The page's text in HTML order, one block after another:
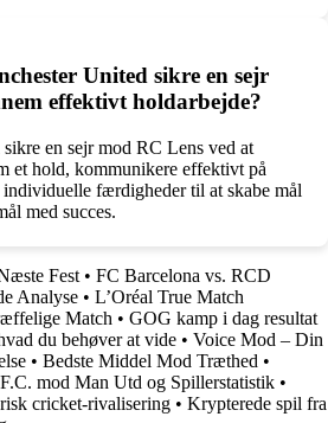
United sikre en sejr
effektivt holdarbejde?
en sejr mod RC Lens ved at
et hold, kommunikere effektivt på
individuelle færdigheder til at skabe mål
med succes.
Fest • FC Barcelona vs. RCD
Analyse • L’Oréal True Match
Match • GOG kamp i dag resultat
du behøver at vide • Voice Mod – Din
• Bedste Middel Mod Træthed •
mod Man Utd og Spillerstatistik •
cricket-rivalisering • Krypterede spil fra